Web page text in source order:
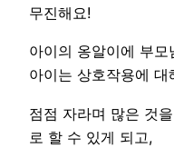
무진해요!
아이의 옹알이에 부
아이는 상호작용에
점점 자라며 많은 것
로 할 수 있게 되고,